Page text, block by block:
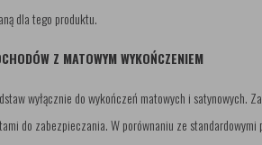
dla tego produktu.
Z MATOWYM WYKOŃCZENIEM
wyłącznie do wykończeń matowych i satynowych.
do zabezpieczania. W porównaniu ze standardowymi